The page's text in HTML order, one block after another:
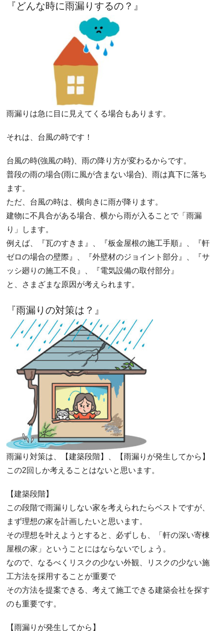
『どんな時に雨漏りするの？』
雨漏りは急に目に見えてくる場合もあります。
それは、台風の時です！
台風の時(強風の時)、雨の降り方が変わるからです。
普段の雨の場合(雨に風が含まない場合)、雨は真下に落ち
ます。
ただ、台風の時は、横向きに雨が降ります。
建物に不具合がある場合、横から雨が入ることで「雨漏
り」します。
例えば、『瓦のすきま』、『板金屋根の施工手順』、『軒
ゼロの場合の壁際』、『外壁材のジョイント部分』、『サ
ッシ廻りの施工不良』、『電気設備の取付部分』
と、さまざまな原因が考えられます。
『雨漏りの対策は？』
雨漏り対策は、【建築段階】、【雨漏りが発生してから】
この2回しか考えることはないと思います。
【建築段階】
この段階で雨漏りしない家を考えられたらベストですが、
まず理想の家を計画したいと思います。
その理想を叶えようとすると、必ずしも、「軒の深い寄棟
屋根の家」ということにはならないでしょう。
なので、なるべくリスクの少ない外観、リスクの少ない施
工方法を採用することが重要で
その方法を提案できる、考えて施工できる建築会社を探す
のも重要です。
【雨漏りが発生してから】